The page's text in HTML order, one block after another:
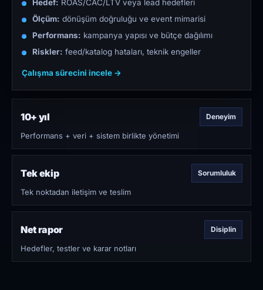
Hedef: ROAS/CAC/LTV veya lead hedefleri
Ölçüm: dönüşüm doğruluğu ve event mimarisi
Performans: kampanya yapısı ve bütçe dağılımı
Riskler: feed/katalog hataları, teknik engeller
Çalışma sürecini incele →
10+ yıl Deneyim
Performans + veri + sistem birlikte yönetimi
Tek ekip Sorumluluk
Tek noktadan iletişim ve teslim
Net rapor Disiplin
Hedefler, testler ve karar notları